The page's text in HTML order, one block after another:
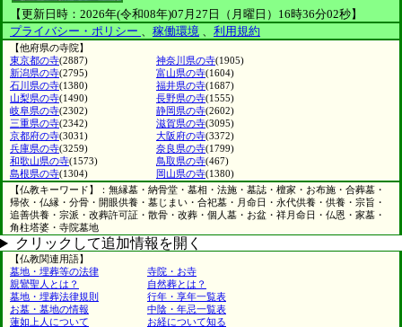
【更新日時：2026年(令和08年)07月27日（月曜日）16時36分02秒】
プライバシー・ポリシー 、 稼働環境 、 利用規約
【他府県の寺院】
東京都の寺(2887) 神奈川県の寺(1905)
新潟県の寺(2795) 富山県の寺(1604)
石川県の寺(1380) 福井県の寺(1687)
山梨県の寺(1490) 長野県の寺(1555)
岐阜県の寺(2302) 静岡県の寺(2602)
三重県の寺(2342) 滋賀県の寺(3095)
京都府の寺(3031) 大阪府の寺(3372)
兵庫県の寺(3259) 奈良県の寺(1799)
和歌山県の寺(1573) 鳥取県の寺(467)
島根県の寺(1304) 岡山県の寺(1380)
【仏教キーワード】：無縁墓・納骨堂・墓相・法施・墓誌・檀家・お布施・合葬墓・
帰依・仏縁・分骨・開眼供養・墓じまい・合祀墓・月命日・永代供養・供養・宗旨・
追善供養・宗派・改葬許可証・散骨・改葬・個人墓・お盆・祥月命日・仏恩・家墓・
角柱塔婆・寺院墓地
クリックして追加情報を開く
【仏教関連用語】
墓地・埋葬等の法律
寺院・お寺
親鸞聖人とは？
自然葬とは？
墓地・埋葬法律規則
行年・享年一覧表
お墓・墓地の情報
中陰・年忌一覧表
蓮如上人について
お経について知る